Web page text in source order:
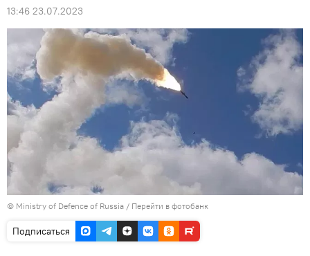
13:46 23.07.2023
© Ministry of Defence of Russia / Перейти в фотобанк
Подписаться